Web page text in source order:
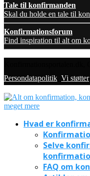
Tale til konfirmanden
Skal du holde en tale til
Konfirmationsforum
Find inspiration til alt om
Persondatapolitik Vi støtter
Hvad er
Selve
FAQ om